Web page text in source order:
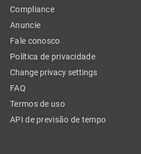
Compliance
Anuncie
Fale conosco
Política de privacidade
Change privacy settings
FAQ
Termos de uso
API de previsão de tempo